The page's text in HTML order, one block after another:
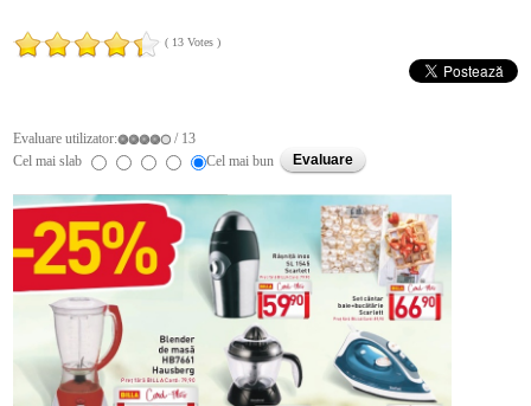
( 13 Votes )
Evaluare utilizator:
/ 13
Cel mai slab
Cel mai bun